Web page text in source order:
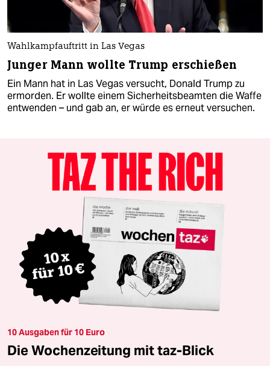
Wahlkampfauftritt in Las Vegas
Junger Mann wollte Trump erschießen
Ein Mann hat in Las Vegas versucht, Donald Trump zu
ermorden. Er wollte einem Sicherheitsbeamten die Waffe
entwenden – und gab an, er würde es erneut versuchen.
10 Ausgaben für 10 Euro
Die Wochenzeitung mit taz-Blick